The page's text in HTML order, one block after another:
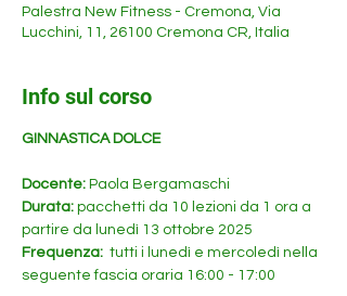
Palestra New Fitness - Cremona, Via
Lucchini, 11, 26100 Cremona CR, Italia
Info sul corso
GINNASTICA DOLCE
Docente: Paola Bergamaschi
Durata: pacchetti da 10 lezioni da 1 ora a
partire da lunedì 13 ottobre 2025
Frequenza: tutti i lunedì e mercoledì nella
seguente fascia oraria 16:00 - 17:00